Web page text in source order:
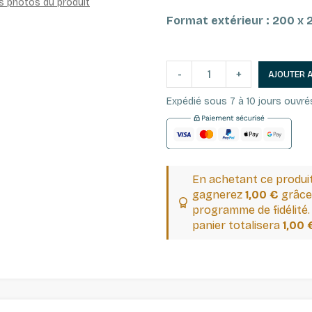
photos du produit
Format extérieur : 200 x
- + AJOUTER
Expédié sous 7 à 10 jours
En achetant ce
gagnerez 1,00 €
programme de
panier totalisera 1,00